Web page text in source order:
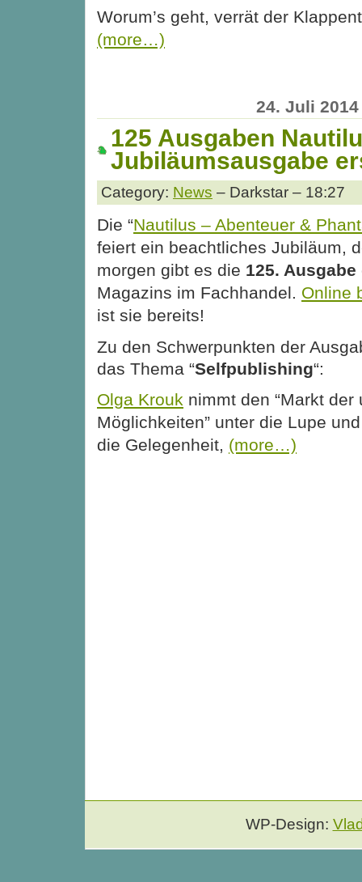
Worum’s geht, verrät der
(more…)
24. Juli 2014
125 Ausgaben
Jubiläumsausgabe
Category: News – Darkstar – 18:27
Die “Nautilus – Abenteuer &
feiert ein beachtliches Jubiläum,
morgen gibt es die 125. Ausgabe
Magazins im Fachhandel. Online
ist sie bereits!
Zu den Schwerpunkten der
das Thema “Selfpublishing“:
Olga Krouk nimmt den “Markt der
Möglichkeiten” unter die Lupe
die Gelegenheit, (more…)
WP-Design: